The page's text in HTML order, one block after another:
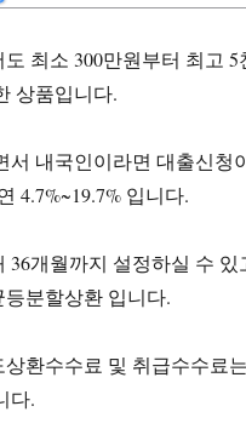
최소 300만원부터 최고 5
상품입니다.
서 내국인이라면 대출신청
4.7%~19.7% 입니다.
36개월까지 설정하실 수 있
분할상환 입니다.
환수수료 및 취급수수료
다.